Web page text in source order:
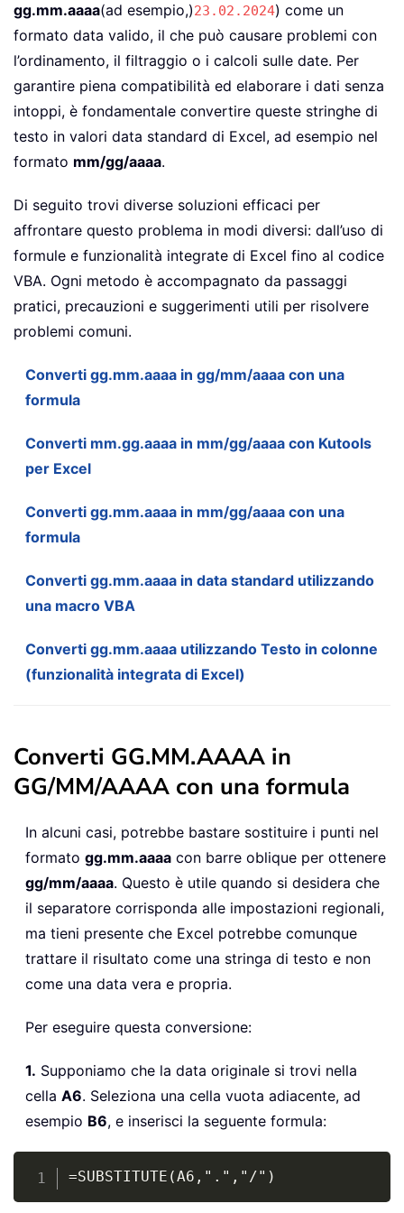
gg.mm.aaaa(ad esempio,)23.02.2024) come un
formato data valido, il che può causare problemi con
l’ordinamento, il filtraggio o i calcoli sulle date. Per
garantire piena compatibilità ed elaborare i dati senza
intoppi, è fondamentale convertire queste stringhe di
testo in valori data standard di Excel, ad esempio nel
formato mm/gg/aaaa.
Di seguito trovi diverse soluzioni efficaci per
affrontare questo problema in modi diversi: dall’uso di
formule e funzionalità integrate di Excel fino al codice
VBA. Ogni metodo è accompagnato da passaggi
pratici, precauzioni e suggerimenti utili per risolvere
problemi comuni.
Converti gg.mm.aaaa in gg/mm/aaaa con una
formula
Converti mm.gg.aaaa in mm/gg/aaaa con Kutools
per Excel
Converti gg.mm.aaaa in mm/gg/aaaa con una
formula
Converti gg.mm.aaaa in data standard utilizzando
una macro VBA
Converti gg.mm.aaaa utilizzando Testo in colonne
(funzionalità integrata di Excel)
Converti GG.MM.AAAA in
GG/MM/AAAA con una formula
In alcuni casi, potrebbe bastare sostituire i punti nel
formato gg.mm.aaaa con barre oblique per ottenere
gg/mm/aaaa. Questo è utile quando si desidera che
il separatore corrisponda alle impostazioni regionali,
ma tieni presente che Excel potrebbe comunque
trattare il risultato come una stringa di testo e non
come una data vera e propria.
Per eseguire questa conversione:
1. Supponiamo che la data originale si trovi nella
cella A6. Seleziona una cella vuota adiacente, ad
esempio B6, e inserisci la seguente formula:
=SUBSTITUTE(A6,".","/")